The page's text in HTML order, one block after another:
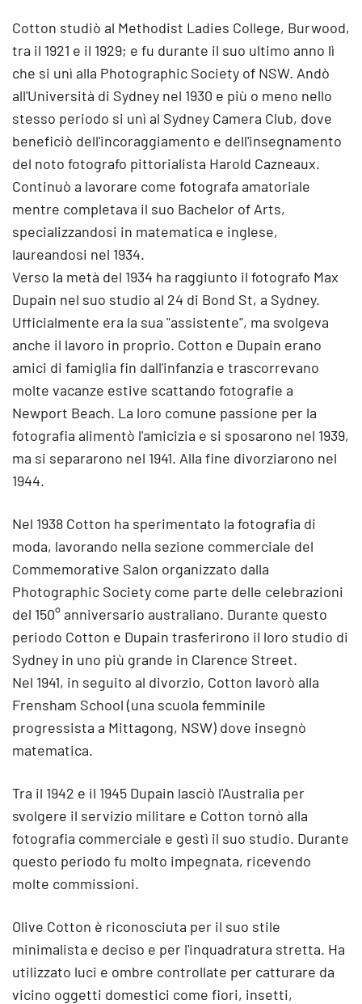
Cotton studiò al Methodist Ladies College, Burwood,
tra il 1921 e il 1929; e fu durante il suo ultimo anno lì
che si unì alla Photographic Society of NSW. Andò
all'Università di Sydney nel 1930 e più o meno nello
stesso periodo si unì al Sydney Camera Club, dove
beneficiò dell'incoraggiamento e dell'insegnamento
del noto fotografo pittorialista Harold Cazneaux.
Continuò a lavorare come fotografa amatoriale
mentre completava il suo Bachelor of Arts,
specializzandosi in matematica e inglese,
laureandosi nel 1934.
Verso la metà del 1934 ha raggiunto il fotografo Max
Dupain nel suo studio al 24 di Bond St, a Sydney.
Ufficialmente era la sua "assistente", ma svolgeva
anche il lavoro in proprio. Cotton e Dupain erano
amici di famiglia fin dall'infanzia e trascorrevano
molte vacanze estive scattando fotografie a
Newport Beach. La loro comune passione per la
fotografia alimentò l'amicizia e si sposarono nel 1939,
ma si separarono nel 1941. Alla fine divorziarono nel
1944.
Nel 1938 Cotton ha sperimentato la fotografia di
moda, lavorando nella sezione commerciale del
Commemorative Salon organizzato dalla
Photographic Society come parte delle celebrazioni
del 150° anniversario australiano. Durante questo
periodo Cotton e Dupain trasferirono il loro studio di
Sydney in uno più grande in Clarence Street.
Nel 1941, in seguito al divorzio, Cotton lavorò alla
Frensham School (una scuola femminile
progressista a Mittagong, NSW) dove insegnò
matematica.
Tra il 1942 e il 1945 Dupain lasciò l'Australia per
svolgere il servizio militare e Cotton tornò alla
fotografia commerciale e gestì il suo studio. Durante
questo periodo fu molto impegnata, ricevendo
molte commissioni.
Olive Cotton è riconosciuta per il suo stile
minimalista e deciso e per l'inquadratura stretta. Ha
utilizzato luci e ombre controllate per catturare da
vicino oggetti domestici come fiori, insetti,